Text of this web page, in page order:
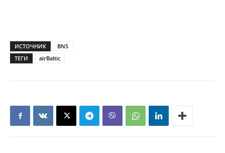
ИСТОЧНИК
BNS
ТЕГИ
airBaltic